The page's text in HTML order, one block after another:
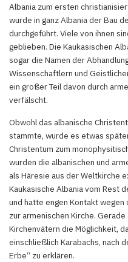
Albania zum ersten
wurde in ganz Albania der Bau
durchgeführt. Viele von ihnen
geblieben. Die Kaukasischen
sogar die Namen der
Wissenschaftlern und
ein großer Teil davon durch
verfälscht.
Obwohl das albanische
stammte, wurde es etwas
Christentum zum
wurden die albanischen und
als Häresie aus der Weltkirche
Kaukasische Albania vom Rest
und hatte engen Kontakt
zur armenischen Kirche.
Kirchenvätern die Möglichkeit,
einschließlich Karabachs, nach
Erbe“ zu erklären.